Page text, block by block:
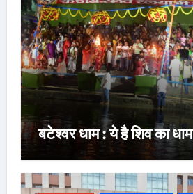
बटेश्वर धाम : ये है शिव का धाम